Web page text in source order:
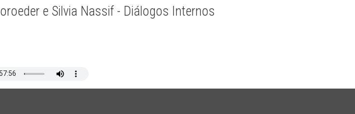
e Silvia Nassif - Diálogos Internos